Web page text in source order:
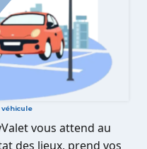
véhicule
vous attend au
des lieux, prend vos